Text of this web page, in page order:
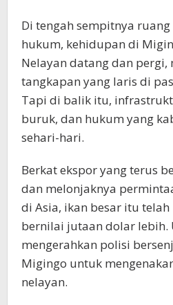
Di tengah sempitnya
hukum, kehidupan di
Nelayan datang dan pergi,
tangkapan yang laris di
Tapi di balik itu,
buruk, dan hukum yang
sehari-hari.
Berkat ekspor yang terus
dan melonjaknya
di Asia, ikan besar itu
bernilai jutaan dolar lebih.
mengerahkan polisi
Migingo untuk
nelayan.